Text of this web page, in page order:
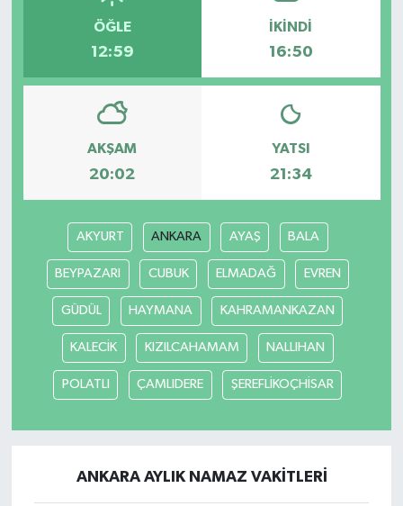
ÖĞLE
12:59
İKINDI
16:50
AKŞAM
20:02
YATSI
21:34
AKYURT ANKARA AYAŞ BALA
BEYPAZARI CUBUK ELMADAĞ EVREN
GÜDÜL HAYMANA KAHRAMANKAZAN
KALECİK KIZILCAHAMAM NALLIHAN
POLATLI ÇAMLIDERE ŞEREFLİKOÇHİSAR
ANKARA AYLIK NAMAZ VAKITLERI